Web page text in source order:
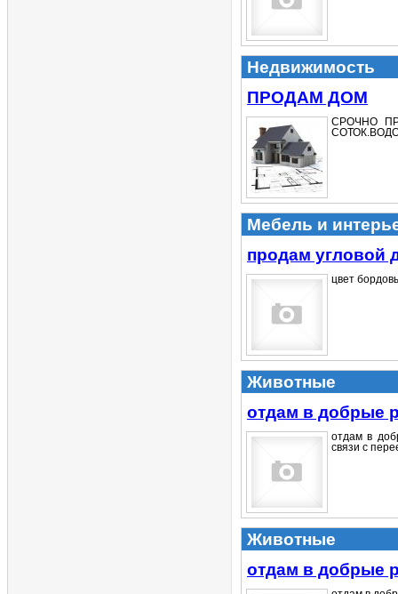
Недвижимость
ПРОДАМ ДОМ
СРОЧНО
Мебель и
продам угловой
цвет
Животные
отдам в добрые
отдам в
связи с
Животные
отдам в добрые